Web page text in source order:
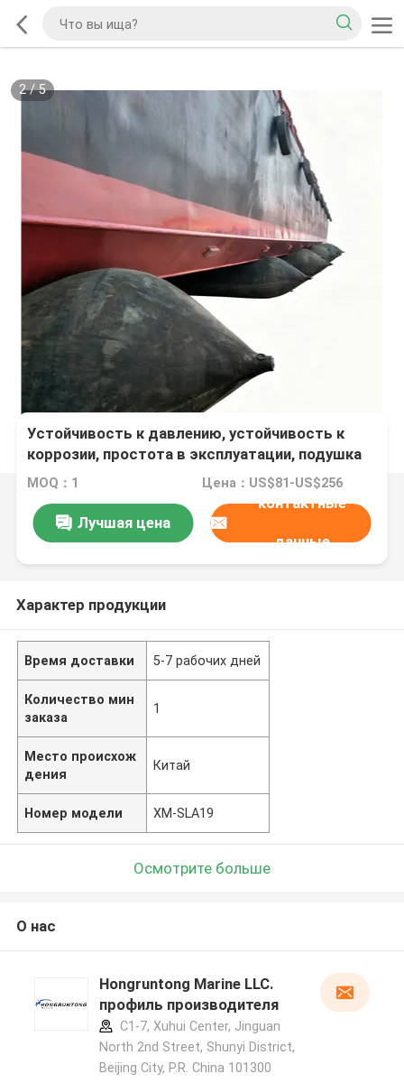
2/5
Устойчивость к давлению, устойчивость к
коррозии, простота в эксплуатации, подушка
безопасности для запуска корабля, надувная
морская подушка безопасности
MOQ：1 Цена：US$81-US$256
Лучшая цена
контактные
данные
Характер продукции
Время доставки 5-7 рабочих дней
Количество мин
заказа
1
Место происхож
дения
Китай
Номер модели ХМ-SLA19
Осмотрите больше
О нас
Hongruntong Marine LLC.
профиль производителя
C1-7, Xuhui Center, Jinguan
North 2nd Street, Shunyi District,
Beijing City, P.R. China 101300